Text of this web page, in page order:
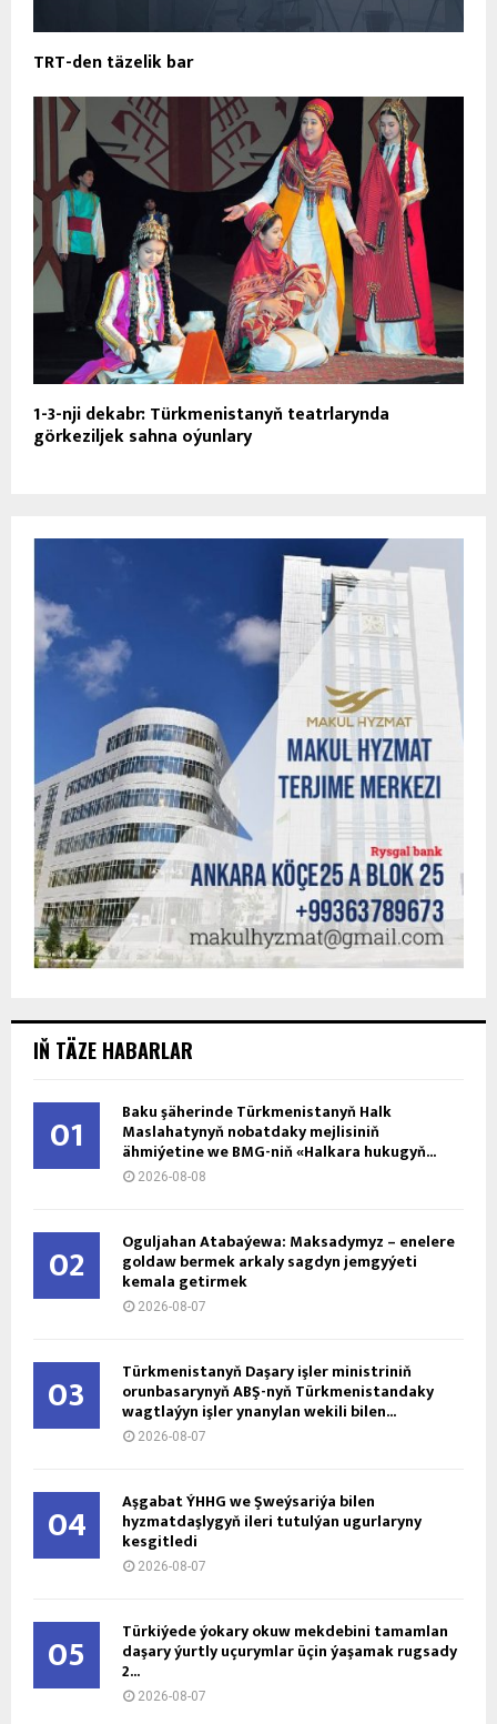
TRT-den täzelik bar
1-3-nji dekabr: Türkmenistanyň teatrlarynda
görkeziljek sahna oýunlary
IŇ TÄZE HABARLAR
01 Baku şäherinde Türkmenistanyň Halk
Maslahatynyň nobatdaky mejlisiniň
ähmiýetine we BMG-niň «Halkara hukugyň...
2026-08-08
02 Oguljahan Atabaýewa: Maksadymyz – enelere
goldaw bermek arkaly sagdyn jemgyýeti
kemala getirmek
2026-08-07
03 Türkmenistanyň Daşary işler ministriniň
orunbasarynyň ABŞ-nyň Türkmenistandaky
wagtlaýyn işler ynanylan wekili bilen...
2026-08-07
04 Aşgabat ÝHHG we Şweýsariýa bilen
hyzmatdaşlygyň ileri tutulýan ugurlaryny
kesgitledi
2026-08-07
05 Türkiýede ýokary okuw mekdebini tamamlan
daşary ýurtly uçurymlar üçin ýaşamak rugsady
2...
2026-08-07